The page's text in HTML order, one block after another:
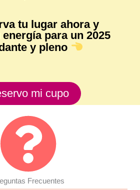
tu lugar ahora y
para un 2025
y pleno
mi cupo
Frecuentes